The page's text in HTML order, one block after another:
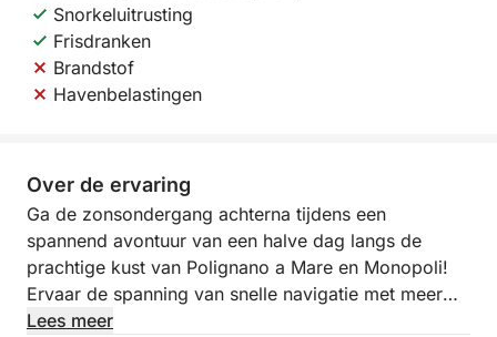
Snorkeluitrusting
Frisdranken
Brandstof
Havenbelastingen
Over de ervaring
Ga de zonsondergang achterna tijdens een
spannend avontuur van een halve dag langs de
prachtige kust van Polignano a Mare en Monopoli!
Ervaar de spanning van snelle navigatie met meer
dan 10 knopen terwijl je door het kristalheldere
Lees meer